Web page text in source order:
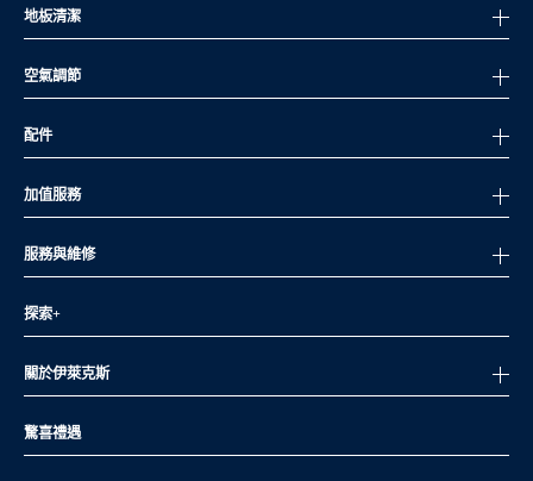
地板清潔
空氣調節
配件
加值服務
服務與維修
探索+
關於伊萊克斯
驚喜禮遇